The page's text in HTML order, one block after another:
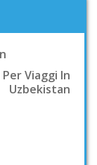
Viaggi In
Uzbekistan